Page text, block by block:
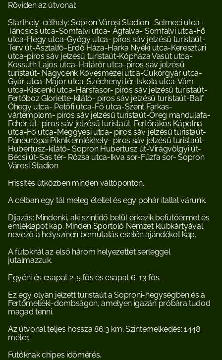
Röviden az útvonal:
Starthely-célhely: Sopron Városi Stadion- Selmeci utca-
Táncsics utca-Somfalvi utca- Ágfalva- Somfalvi utca-Fő
utca-Hegy utca-Gyógy utca- piros sáv jelzésű turistaút-
Terv út-Asztalfő-Erdő Háza-Harka Nyéki utca-Keresztúri
utca-piros sáv jelzésű turistaút-Kópháza Vasút utca-
Kossuth Lajos utca-Határőr utca-piros sáv jelzésű
turistaút- Nagycenk Kövesmezei utca-Cukorgyár utca-
Gyár utca-Major utca-Széchenyi tér-Iskola utca-Vám
utca-Kiscenki utca-Hársfasor- piros sáv jelzésű turistaút-
Fertőboz Gloriette-kilátó- piros sáv jelzésű turistaút-Balf
Óhegy utca- Petőfi utca-Fő utca-Szent Farkas-
vártemplom- piros sáv jelzésű turistaút-Öreg mandulafa-
Fehér út- piros sáv jelzésű turistaút-Fertőrákos Kápolna
utca-Fő utca-Meggyesi utca- piros sáv jelzésű turistaút-
Páneurópai Piknik emlékhely- piros sáv jelzésű turistaút-
Hubertusz-kilátó- Sopron Hubertusz út-Virágvölgyi út-
Bécsi út-Sas tér- Rózsa utca-Ikva sor-Fűzfa sor- Sopron
Városi Stadion
Frissítés útközben minden váltóponton.
A célban egy tál meleg étellel és egy pohár itallal várunk.
Díjazás: Mindenki, aki szintidő belül érkezik befutóérmet és
emléklapot kap. Minden Sportoló Nemzet klubkártyával
nevező a helyszínen bemutatás esetén ajándékot kap.
A futóknál az első három helyezettet serleggel
jutalmazzuk.
Egyéni és csapat 2-5 fős és csapat 6-13 fős.
Ez egy olyan jelzett turistaút a Soproni-hegységben és a
Fertőmelléki-dombságon, amelyen igazán próbára tudod
magad tenni.
Az útvonal teljes hossza 86,3 km. Szintemelkedés: 1448
méter.
Futóknak chipes időmérés.